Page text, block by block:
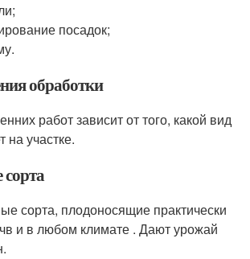
посадок;
обработки
работ зависит от того, какой вид
на участке.
сорта, плодоносящие практически
и в любом климате . Дают урожай